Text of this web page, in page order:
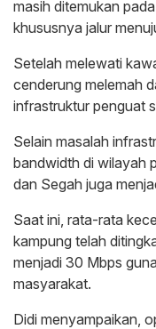
masih ditemukan
khususnya jalur
Setelah melewati
cenderung melemah
infrastruktur penguat
Selain masalah
bandwidth di wilayah
dan Segah juga
Saat ini, rata-rata
kampung telah
menjadi 30 Mbps
masyarakat.
Didi menyampaikan,